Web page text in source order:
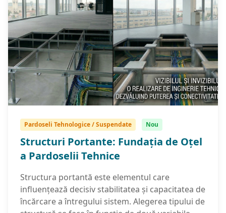
Pardoseli Tehnologice / Suspendate Nou
Structuri Portante: Fundația de Oțel
a Pardoselii Tehnice
Structura portantă este elementul care
influențează decisiv stabilitatea și capacitatea de
încărcare a întregului sistem. Alegerea tipului de